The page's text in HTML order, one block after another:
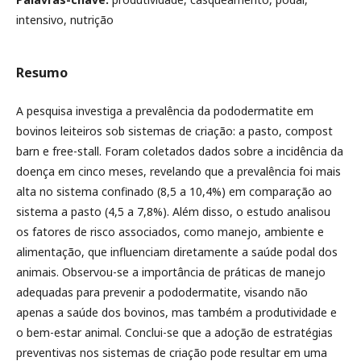
intensivo, nutrição
Resumo
A pesquisa investiga a prevalência da pododermatite em
bovinos leiteiros sob sistemas de criação: a pasto, compost
barn e free-stall. Foram coletados dados sobre a incidência da
doença em cinco meses, revelando que a prevalência foi mais
alta no sistema confinado (8,5 a 10,4%) em comparação ao
sistema a pasto (4,5 a 7,8%). Além disso, o estudo analisou
os fatores de risco associados, como manejo, ambiente e
alimentação, que influenciam diretamente a saúde podal dos
animais. Observou-se a importância de práticas de manejo
adequadas para prevenir a pododermatite, visando não
apenas a saúde dos bovinos, mas também a produtividade e
o bem-estar animal. Conclui-se que a adoção de estratégias
preventivas nos sistemas de criação pode resultar em uma